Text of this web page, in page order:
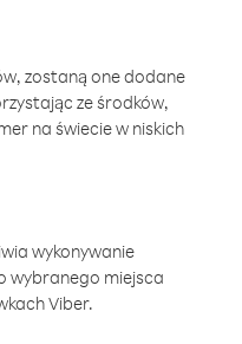
zostaną one dodane
ze środków,
na świecie w niskich
wykonywanie
wybranego miejsca
Viber.